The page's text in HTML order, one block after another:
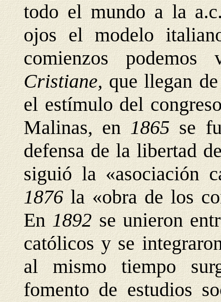
todo el mundo a la
ojos el modelo
comienzos
Cristiane, que llegan
el estímulo del
Malinas, en1865se
defensa de la libertad
siguió la «asociación
1876la «obra de los
En1892 se unieron
católicos y se
al mismo tiempo
fomento de estudios